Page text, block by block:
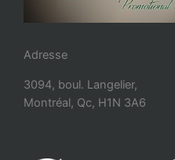
Adresse
3094, boul. Langelier,
Montréal, Qc, H1N 3A6